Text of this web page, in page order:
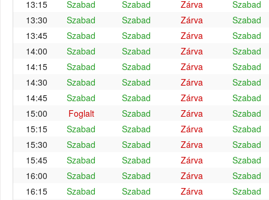
13:15
Szabad Szabad Zárva
Szabad
13:30
Szabad Szabad Zárva
Szabad
13:45
Szabad Szabad Zárva
Szabad
14:00
Szabad Szabad Zárva
Szabad
14:15
Szabad Szabad Zárva
Szabad
14:30
Szabad Szabad Zárva
Szabad
14:45
Szabad Szabad Zárva
Szabad
15:00
Foglalt Szabad Zárva
Szabad
15:15
Szabad Szabad Zárva
Szabad
15:30
Szabad Szabad Zárva
Szabad
15:45
Szabad Szabad Zárva
Szabad
16:00
Szabad Szabad Zárva
Szabad
16:15
Szabad Szabad Zárva Szabad